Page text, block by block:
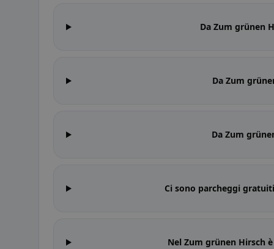
Da Zum grünen
Da Zum
Da Zum
Ci sono parcheggi
Nel Zum grünen Hirsch